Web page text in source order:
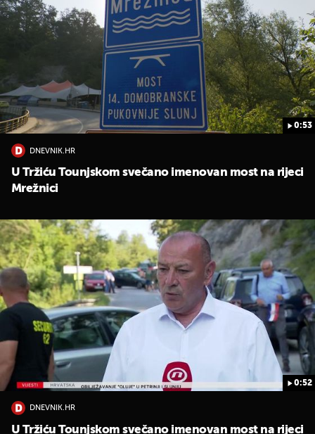
0:53
DNEVNIK.HR
U Tržiću Tounjskom svečano imenovan most na rijeci
Mrežnici
0:52
DNEVNIK.HR
U Tržiću Tounjskom svečano imenovan most na rijeci